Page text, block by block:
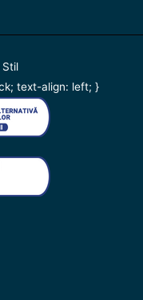
Stil
text-align: left; }